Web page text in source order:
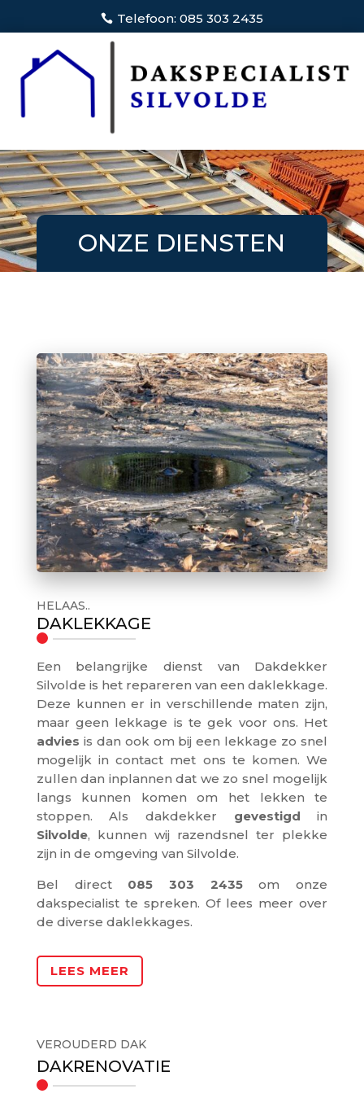
Telefoon: 085 303 2435
ONZE DIENSTEN
HELAAS..
DAKLEKKAGE
Een belangrijke dienst van Dakdekker
Silvolde is het repareren van een daklekkage.
Deze kunnen er in verschillende maten zijn,
maar geen lekkage is te gek voor ons. Het
advies is dan ook om bij een lekkage zo snel
mogelijk in contact met ons te komen. We
zullen dan inplannen dat we zo snel mogelijk
langs kunnen komen om het lekken te
stoppen. Als dakdekker gevestigd in
Silvolde, kunnen wij razendsnel ter plekke
zijn in de omgeving van Silvolde.
Bel direct 085 303 2435om onze
dakspecialist te spreken. Of lees meer over
de diverse daklekkages.
LEES MEER
VEROUDERD DAK
DAKRENOVATIE